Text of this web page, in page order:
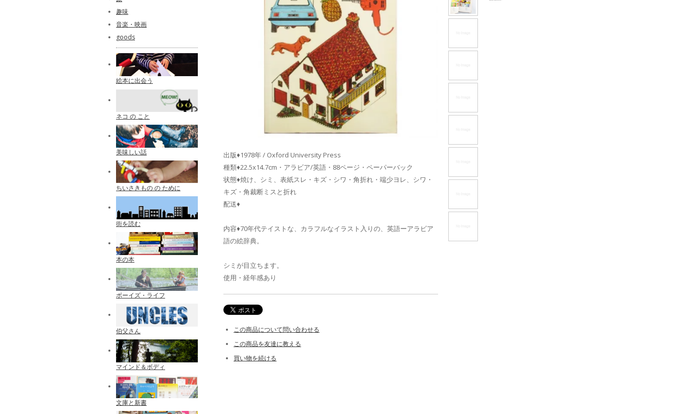
出版♦1978年 / Oxford University Press
種類♦22.5x14.7cm・アラビア/英語・88ページ・ペーパーバック
状態♦焼け、シミ、表紙スレ・キズ・シワ・角折れ・端少ヨレ、シワ・
キズ・角裁断ミスと折れ
配送♦
内容♦70年代テイストな、カラフルなイラスト入りの、英語ーアラビア
語の絵辞典。
シミが目立ちます。
使用・経年感あり
この商品について問い合わせる
この商品を友達に教える
買い物を続ける
趣味
音楽・映画
goods
絵本に出会う
ネコ の こと
美味しい話
ちいさきもの の ために
街を読む
本の本
ボーイズ・ライフ
伯父さん
マインド＆ボディ
文庫と新書